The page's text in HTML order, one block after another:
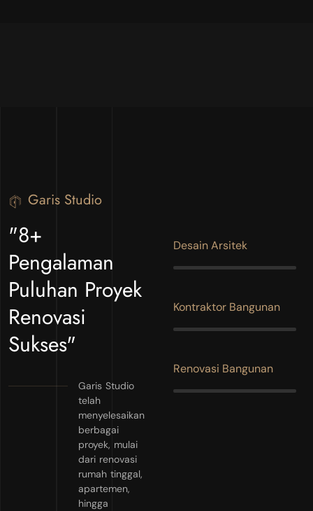
Garis Studio
"8+
Pengalaman
Puluhan Proyek
Renovasi
Sukses"
Garis Studio
telah
menyelesaikan
berbagai
proyek, mulai
dari renovasi
rumah tinggal,
apartemen,
hingga
Desain Arsitek
Kontraktor Bangunan
Renovasi Bangunan